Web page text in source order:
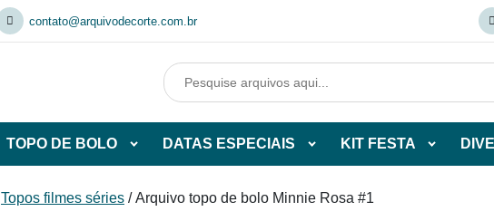
contato@arquivodecorte.com.br
TOPO DE BOLO
de
DATAS ESPECIAIS
de
KIT FESTA
Topos filmes séries / Arquivo topo de bolo Minnie Rosa #1